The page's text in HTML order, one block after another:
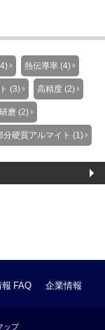
熱伝導率 (4)
(3) 高精度 (2)
研磨 (2)
分硬質アルマイト (1)
FAQ 企業情報
ップ